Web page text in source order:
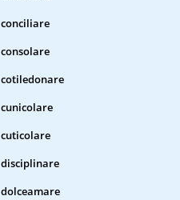
conciliare
consolare
cotiledonare
cunicolare
cuticolare
disciplinare
dolceamare